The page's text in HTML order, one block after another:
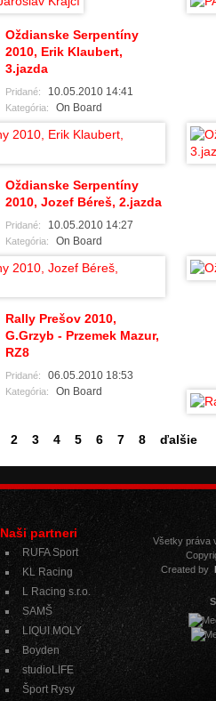
Oždianske Serpentí­ny
2010, Erik Klaubert,
3.jazda
Pridané: 10.05.2010 14:41
Kategória: On Board
Oždianske Serpentí­ny
2010, Jozef Béreš, 2.jazda
Pridané: 10.05.2010 14:27
Kategória: On Board
Rally Prešov 2010,
G.Grzyb - Przemek Mazur,
RZ8
Pridané: 06.05.2010 18:53
Kategória: On Board
2 3 4 5 6 7 8 ďalšie
Všetky práva
Created by
Naši partneri
RUFA Sport
KL Racing
L Racing s.r.o.
SAMŠ
LIQUI MOLY
Boyden
studioLIFE
Šport Rysy